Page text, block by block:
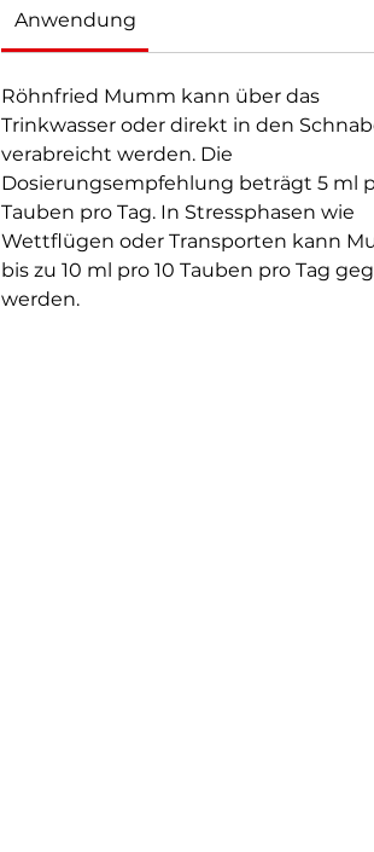
Anwendung
Röhnfried Mumm kann über das
Trinkwasser oder direkt in den
verabreicht werden. Die
Dosierungsempfehlung beträgt 5 ml
Tauben pro Tag. In Stressphasen wie
Wettflügen oder Transporten kann
bis zu 10 ml pro 10 Tauben pro Tag
werden.